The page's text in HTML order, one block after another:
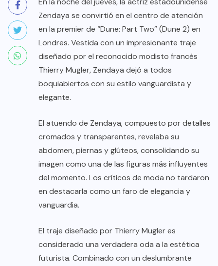
Zendaya se convirtió en el centro de atención
en la premier de “Dune: Part Two” (Dune 2) en
Londres. Vestida con un impresionante traje
diseñado por el reconocido modisto francés
Thierry Mugler, Zendaya dejó a todos
boquiabiertos con su estilo vanguardista y
elegante.
El atuendo de Zendaya, compuesto por detalles
cromados y transparentes, revelaba su
abdomen, piernas y glúteos, consolidando su
imagen como una de las figuras más influyentes
del momento. Los críticos de moda no tardaron
en destacarla como un faro de elegancia y
vanguardia.
El traje diseñado por Thierry Mugler es
considerado una verdadera oda a la estética
futurista. Combinado con un deslumbrante